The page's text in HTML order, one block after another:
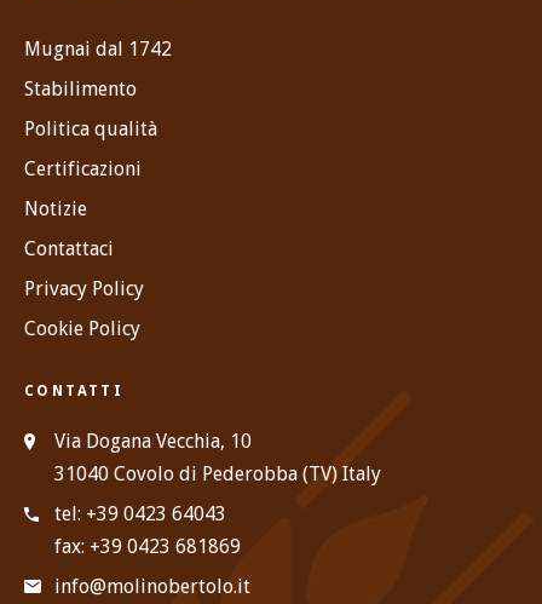
Mugnai dal 1742
Stabilimento
Politica qualità
Certificazioni
Notizie
Contattaci
Privacy Policy
Cookie Policy
CONTATTI
Via Dogana Vecchia, 10
31040 Covolo di Pederobba (TV) Italy
tel: +39 0423 64043
fax: +39 0423 681869
info@molinobertolo.it